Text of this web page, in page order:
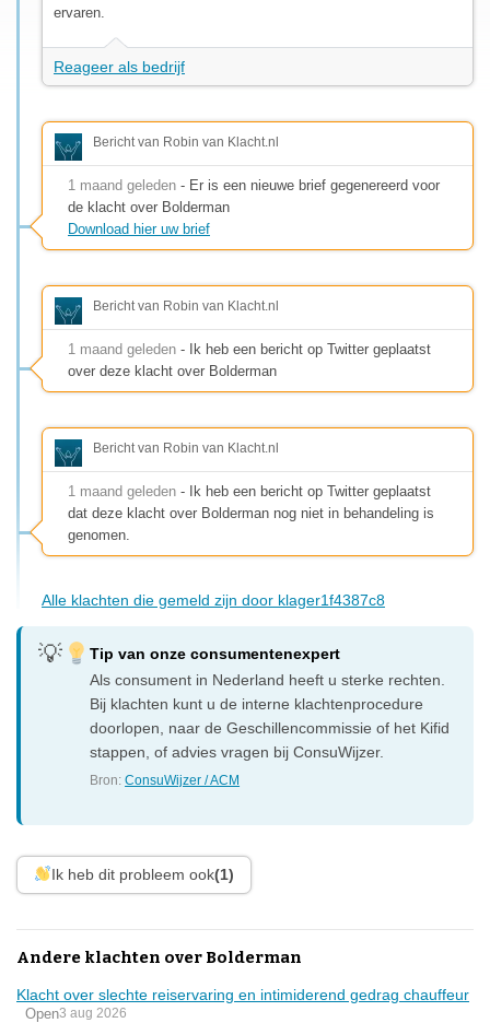
ervaren.
Reageer als bedrijf
Bericht van Robin van Klacht.nl
1 maand geleden - Er is een nieuwe brief gegenereerd voor
de klacht over Bolderman
Download hier uw brief
Bericht van Robin van Klacht.nl
1 maand geleden - Ik heb een bericht op Twitter geplaatst
over deze klacht over Bolderman
Bericht van Robin van Klacht.nl
1 maand geleden - Ik heb een bericht op Twitter geplaatst
dat deze klacht over Bolderman nog niet in behandeling is
genomen.
Alle klachten die gemeld zijn door klager1f4387c8
Tip van onze consumentenexpert
Als consument in Nederland heeft u sterke rechten.
Bij klachten kunt u de interne klachtenprocedure
doorlopen, naar de Geschillencommissie of het Kifid
stappen, of advies vragen bij ConsuWijzer.
Bron:ConsuWijzer / ACM
Ik heb dit probleem ook(1)
Andere klachten over Bolderman
Klacht over slechte reiservaring en intimiderend gedrag chauffeur
Open3 aug 2026